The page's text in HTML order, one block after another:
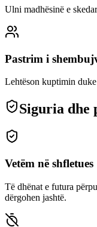
Ulni madhësinë e
Pastrim i
Lehtëson kuptimin
Siguria dhe
Vetëm në shfletues
Të dhënat e futura
dërgohen jashtë.